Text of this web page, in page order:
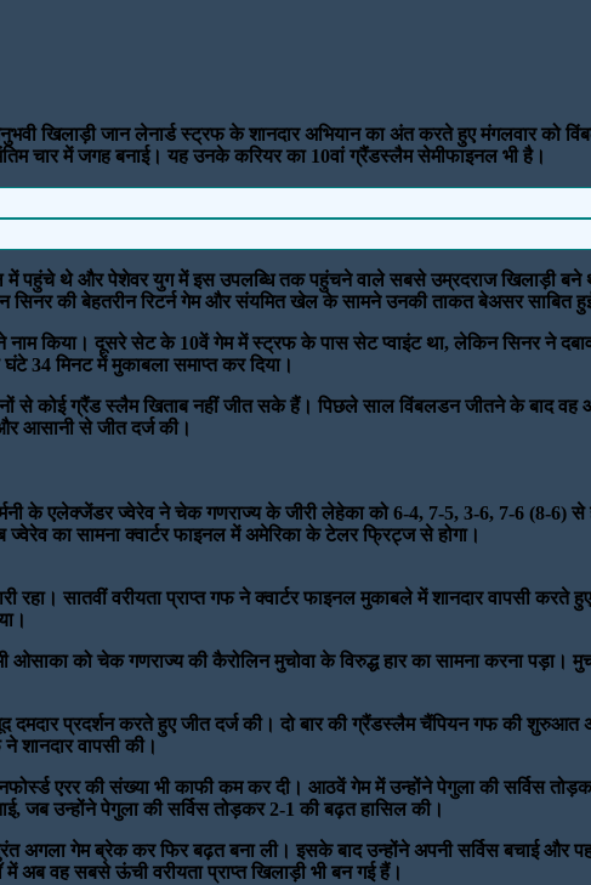
खिलाड़ी जान लेनार्ड स्ट्रफ के शानदार अभियान का अंत करते हुए मंगलवार
चार में जगह बनाई। यह उनके करियर का 10वां ग्रैंडस्लैम सेमीफाइनल भी है।
में पहुंचे थे और पेशेवर युग में इस उपलब्धि तक पहुंचने वाले सबसे उम्रदराज खिलाड़ी
की बेहतरीन रिटर्न गेम और संयमित खेल के सामने उनकी ताकत बेअसर साबित
किया। दूसरे सेट के 10वें गेम में स्ट्रफ के पास सेट प्वाइंट था, लेकिन सिनर ने दबाव
34 मिनट में मुकाबला समाप्त कर दिया।
से कोई ग्रैंड स्लैम खिताब नहीं जीत सके हैं। पिछले साल विंबलडन जीतने के
आसानी से जीत दर्ज की।
के एलेक्जेंडर ज्वेरेव ने चेक गणराज्य के जीरी लेहेका को 6-4, 7-5, 3-6, 7-6 (8-6)
का सामना क्वार्टर फाइनल में अमेरिका के टेलर फ्रिट्ज से होगा।
सातवीं वरीयता प्राप्त गफ ने क्वार्टर फाइनल मुकाबले में शानदार वापसी
ओसाका को चेक गणराज्य की कैरोलिन मुचोवा के विरुद्ध हार का सामना करना पड़ा।
प्रदर्शन करते हुए जीत दर्ज की। दो बार की ग्रैंडस्लैम चैंपियन गफ की शुरुआत
वापसी की।
एरर की संख्या भी काफी कम कर दी। आठवें गेम में उन्होंने पेगुला की सर्विस
जब उन्होंने पेगुला की सर्विस तोड़कर 2-1 की बढ़त हासिल की।
अगला गेम ब्रेक कर फिर बढ़त बना ली। इसके बाद उन्होंने अपनी सर्विस बचाई और
अब वह सबसे ऊंची वरीयता प्राप्त खिलाड़ी भी बन गई हैं।